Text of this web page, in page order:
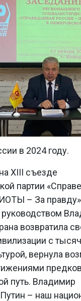
в 2024 году.
ХIII съезде
партии
– За
возвратила
с
вернула
путь. Владимир
– наш